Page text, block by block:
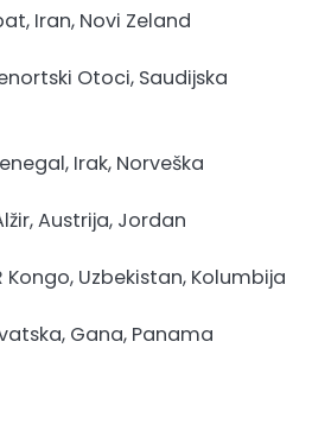
Iran, Novi Zeland
Otoci, Saudijska
Irak, Norveška
Austrija, Jordan
Kongo, Uzbekistan, Kolumbija
Gana, Panama